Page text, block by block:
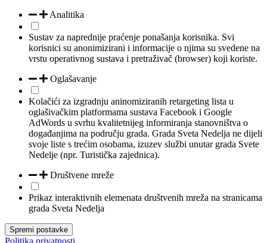
Analitika
Sustav za naprednije praćenje ponašanja korisnika. Svi
korisnici su anonimizirani i informacije o njima su svedene na
vrstu operativnog sustava i pretraživač (browser) koji koriste.
Oglašavanje
Kolačići za izgradnju aninomiziranih retargeting lista u
oglašivačkim platformama sustava Facebook i Google
AdWords u svrhu kvalitetnijeg informiranja stanovništva o
događanjima na području grada. Grada Sveta Nedelja ne dijeli
svoje liste s trećim osobama, izuzev službi unutar grada Svete
Nedelje (npr. Turistička zajednica).
Društvene mreže
Prikaz interaktivnih elemenata društvenih mreža na stranicama
grada Sveta Nedelja
Spremi postavke
Politika privatnosti